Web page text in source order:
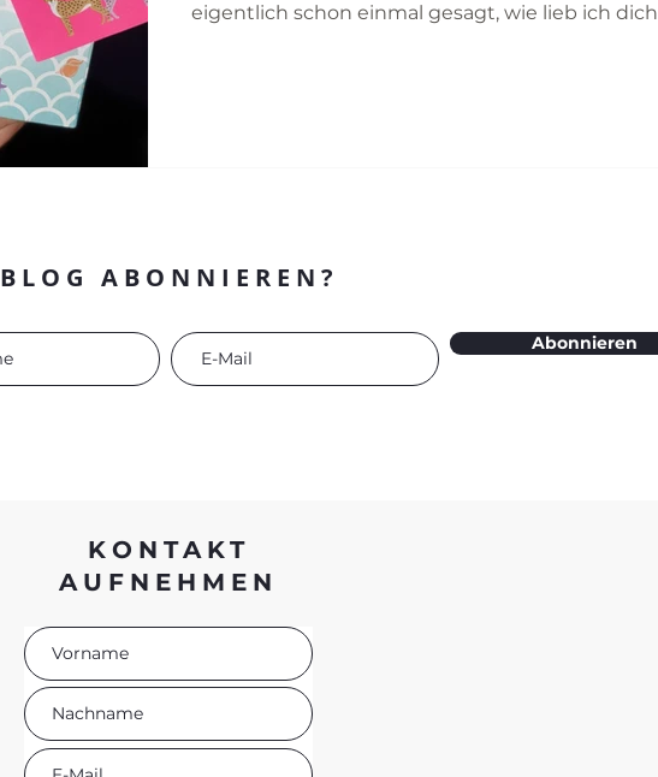
eigentlich schon einmal gesagt, wie lieb ich dich
BLOG ABONNIEREN?
Abonnieren
KONTAKT
AUFNEHMEN